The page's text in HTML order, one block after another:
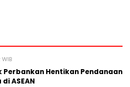
Perbankan Hentikan Pendanaan
ASEAN